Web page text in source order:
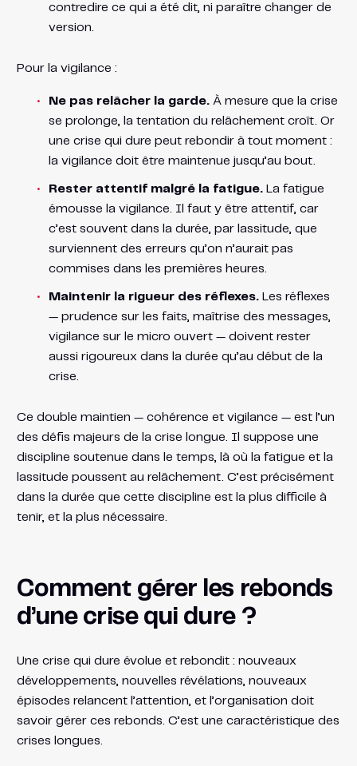
contredire ce qui a été dit, ni paraître changer de
version.
Pour la vigilance :
Ne pas relâcher la garde.À mesure que la crise
se prolonge, la tentation du relâchement croît. Or
une crise qui dure peut rebondir à tout moment :
la vigilance doit être maintenue jusqu’au bout.
Rester attentif malgré la fatigue.La fatigue
émousse la vigilance. Il faut y être attentif, car
c’est souvent dans la durée, par lassitude, que
surviennent des erreurs qu’on n’aurait pas
commises dans les premières heures.
Maintenir la rigueur des réflexes.Les réflexes
— prudence sur les faits, maîtrise des messages,
vigilance sur le micro ouvert — doivent rester
aussi rigoureux dans la durée qu’au début de la
crise.
Ce double maintien — cohérence et vigilance — est l’un
des défis majeurs de la crise longue. Il suppose une
discipline soutenue dans le temps, là où la fatigue et la
lassitude poussent au relâchement. C’est précisément
dans la durée que cette discipline est la plus difficile à
tenir, et la plus nécessaire.
Comment gérer les rebonds
d’une crise qui dure ?
Une crise qui dure évolue et rebondit : nouveaux
développements, nouvelles révélations, nouveaux
épisodes relancent l’attention, et l’organisation doit
savoir gérer ces rebonds. C’est une caractéristique des
crises longues.